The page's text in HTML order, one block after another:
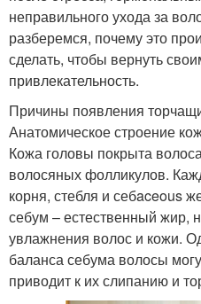
неправильного ухода за
разберемся, почему это
сделать, чтобы вернуть
привлекательность.
Причины появления
Анатомическое строение
Кожа головы покрыта
волосяных фолликулов.
корня, стебля и себaceous
себум – естественный жир,
увлажнения волос и кожи.
баланса себума волосы
приводит к их слипанию и